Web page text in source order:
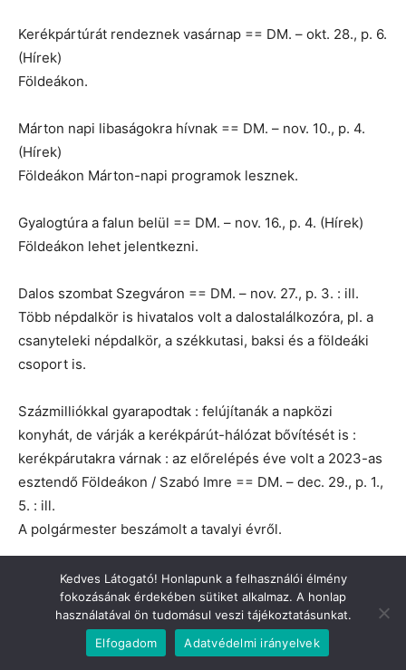
Kerékpártúrát rendeznek vasárnap == DM. – okt. 28., p. 6.
(Hírek)
Földeákon.
Márton napi libaságokra hívnak == DM. – nov. 10., p. 4.
(Hírek)
Földeákon Márton-napi programok lesznek.
Gyalogtúra a falun belül == DM. – nov. 16., p. 4. (Hírek)
Földeákon lehet jelentkezni.
Dalos szombat Szegváron == DM. – nov. 27., p. 3. : ill.
Több népdalkör is hivatalos volt a dalostalálkozóra, pl. a
csanyteleki népdalkör, a székkutasi, baksi és a földeáki
csoport is.
Százmilliókkal gyarapodtak : felújítanák a napközi
konyhát, de várják a kerékpárút-hálózat bővítését is :
kerékpárutakra várnak : az előrelépés éve volt a 2023-as
esztendő Földeákon / Szabó Imre == DM. – dec. 29., p. 1.,
5. : ill.
A polgármester beszámolt a tavalyi évről.
Megjött az engedély== DM. – jan. 8., p. 4. (Hírek)
Használatba lehet venni az új sportcsarnokot Földeákon.
Kedves Látogató! Honlapunk a felhasználói élmény
fokozásának érdekében sütiket alkalmaz. A honlap
használatával ön tudomásul veszi tájékoztatásunkat.
Elfogadom
Adatvédelmi irányelvek